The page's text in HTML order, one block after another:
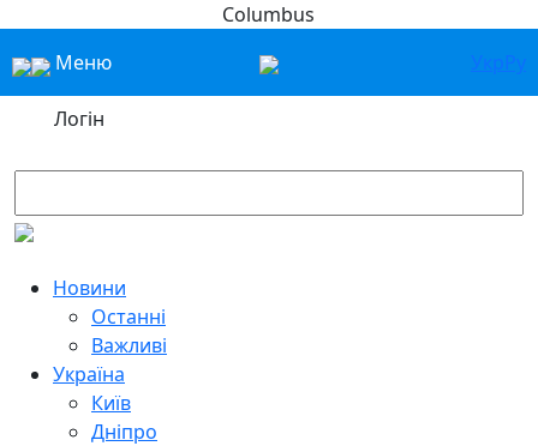
Columbus
Меню
УкрРу
Логін
Новини
Останні
Важливі
Україна
Київ
Дніпро